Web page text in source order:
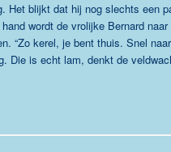
Het blijkt dat hij nog slechts een
wordt de vrolijke Bernard
“Zo kerel, je bent thuis. Snel
Die is echt lam, denkt de